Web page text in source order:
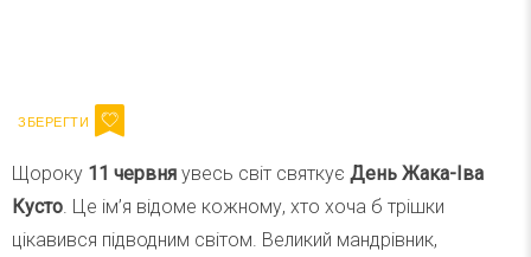
Щороку 11 червня увесь світ святкує День Жака-Іва
Кусто. Це ім’я відоме кожному, хто хоча б трішки
цікавився підводним світом. Великий мандрівник,